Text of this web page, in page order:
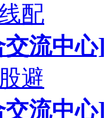
配
交流中心]
避
交流中心]